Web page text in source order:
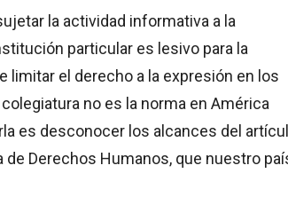
la actividad informativa a la
particular es lesivo para la
limitar el derecho a la expresión en los
no es la norma en América
es desconocer los alcances del
de Derechos Humanos, que nuestro